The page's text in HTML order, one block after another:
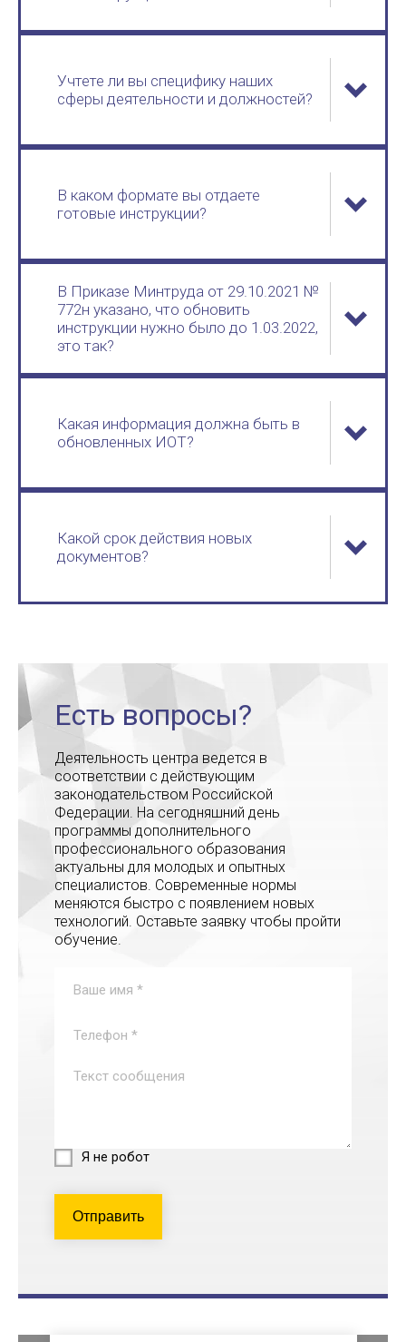
Учтете ли вы специфику наших
сферы деятельности и должностей?
В каком формате вы отдаете
готовые инструкции?
В Приказе Минтруда от 29.10.2021 №
772н указано, что обновить
инструкции нужно было до 1.03.2022,
это так?
Какая информация должна быть в
обновленных ИОТ?
Какой срок действия новых
документов?
Есть вопросы?
Деятельность центра ведется в
соответствии с действующим
законодательством Российской
Федерации. На сегодняшний день
программы дополнительного
профессионального образования
актуальны для молодых и опытных
специалистов. Современные нормы
меняются быстро с появлением новых
технологий. Оставьте заявку чтобы пройти
обучение.
Я не робот
Отправить